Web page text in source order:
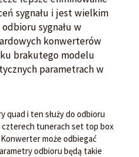
sygnału i jest wielkim
sygnału w
konwerterów
brakutego modelu
parametrach w
quad i ten służy do odbioru
czterech tunerach set top box
może odbiegać
odbioru będą takie